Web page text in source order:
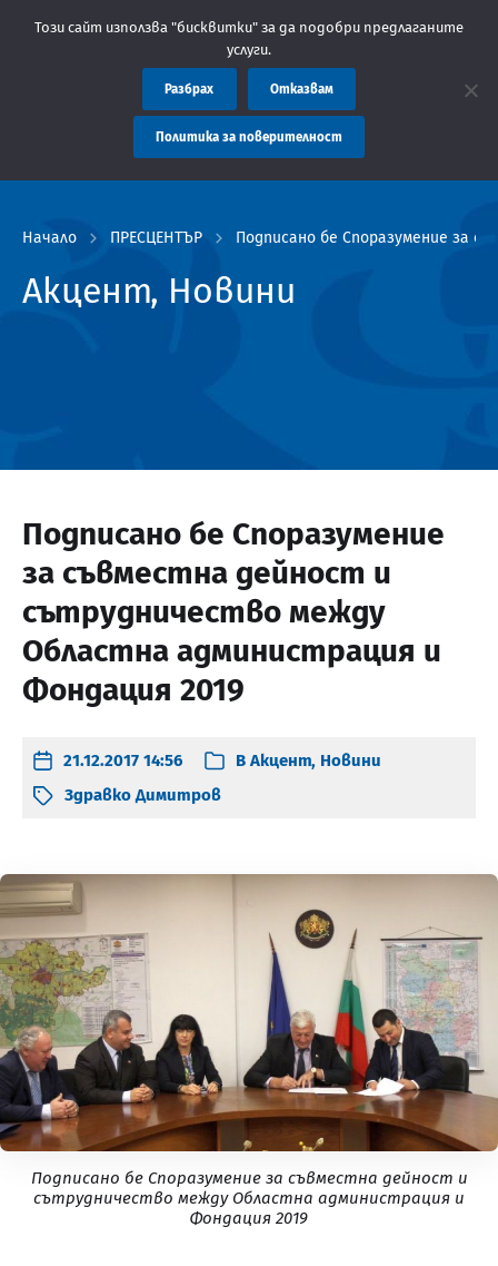
администрация Пловдив препоръчва заплащането на
Начало ПРЕСЦЕНТЪР Подписано бе Споразумение за
Акцент, Новини
Подписано бе Споразумение
за съвместна дейност и
сътрудничество между
Областна администрация и
Фондация 2019
21.12.2017 14:56 В Акцент, Новини
Здравко Димитров
Подписано бе Споразумение за съвместна дейност и
сътрудничество между Областна администрация и
Фондация 2019
Този сайт използва "бисквитки" за да подобри предлаганите
услуги.
Разбрах Отказвам
Политика за поверителност